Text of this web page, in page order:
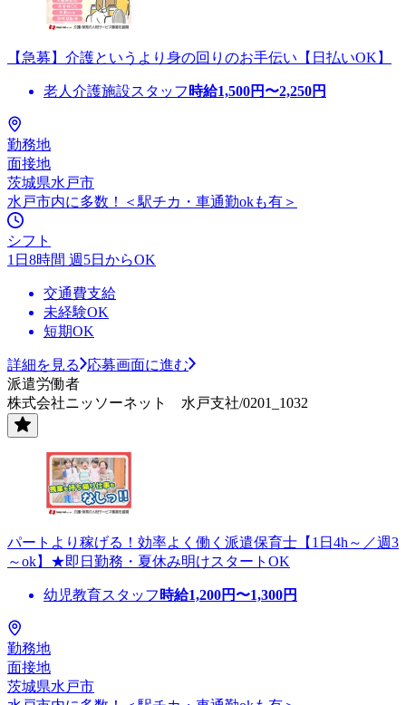
【急募】介護というより身の回りのお手伝い【日払いOK】
老人介護施設スタッフ 時給1,500円〜2,250円
勤務地
面接地
茨城県水戸市
水戸市内に多数！＜駅チカ・車通勤okも有＞
シフト
1日8時間 週5日からOK
交通費支給
未経験OK
短期OK
詳細を見る
応募画面に進む
派遣労働者
株式会社ニッソーネット 水戸支社/0201_1032
パートより稼げる！効率よく働く派遣保育士【1日4h～／週3
～ok】★即日勤務・夏休み明けスタートOK
幼児教育スタッフ 時給1,200円〜1,300円
勤務地
面接地
茨城県水戸市